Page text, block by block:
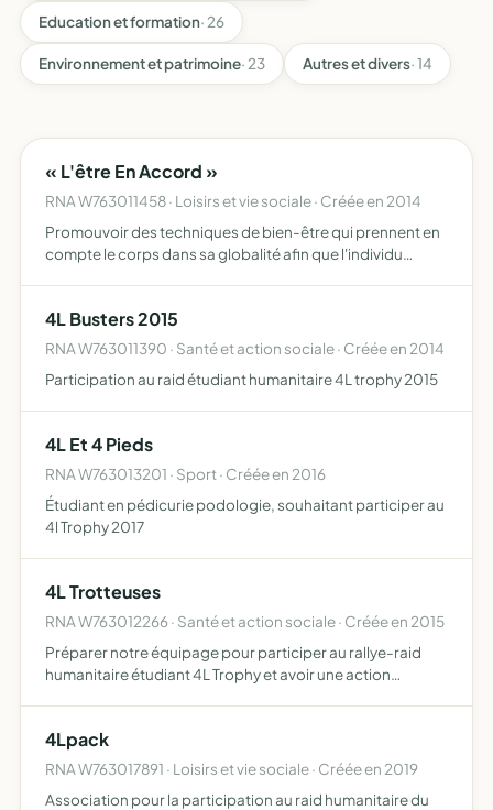
Education et formation· 26
Environnement et patrimoine· 23 Autres et divers· 14
« L'être En Accord »
RNA W763011458 · Loisirs et vie sociale · Créée en 2014
Promouvoir des techniques de bien-être qui prennent en
compte le corps dans sa globalité afin que l'individu
4L Busters 2015
RNA W763011390 · Santé et action sociale · Créée en 2014
Participation au raid étudiant humanitaire 4L trophy 2015
4L Et 4 Pieds
RNA W763013201 · Sport · Créée en 2016
Étudiant en pédicurie podologie, souhaitant participer au
4l Trophy 2017
4L Trotteuses
RNA W763012266 · Santé et action sociale · Créée en 2015
Préparer notre équipage pour participer au rallye-raid
humanitaire étudiant 4L Trophy et avoir une action
de cl…
4Lpack
RNA W763017891 · Loisirs et vie sociale · Créée en 2019
Association pour la participation au raid humanitaire du